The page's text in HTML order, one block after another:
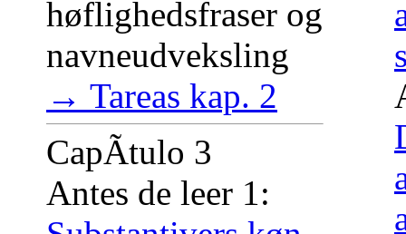
høflighedsfraser og
navneudveksling
→ Tareas kap. 2
CapÃ­tulo 3
Antes de leer 1: